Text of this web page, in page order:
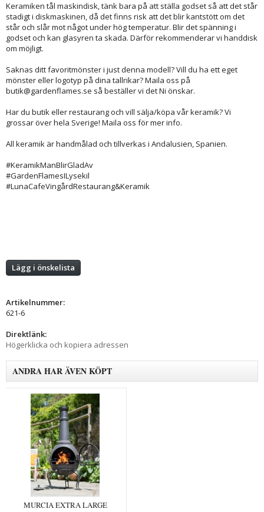
Keramiken tål maskindisk, tänk bara på att ställa godset så att det står
stadigt i diskmaskinen, då det finns risk att det blir kantstött om det
står och slår mot något under hög temperatur. Blir det spänning i
godset och kan glasyren ta skada. Därför rekommenderar vi handdisk
om möjligt.
Saknas ditt favoritmönster i just denna modell? Vill du ha ett eget
mönster eller logotyp på dina tallrikar? Maila oss på
butik@gardenflames.se så beställer vi det Ni önskar.
Har du butik eller restaurang och vill sälja/köpa vår keramik? Vi
grossar över hela Sverige! Maila oss för mer info.
All keramik är handmålad och tillverkas i Andalusien, Spanien.
#KeramikManBlirGladAv
#GardenFlamesILysekil
#LunaCafeVingårdRestaurang&Keramik
Lägg i önskelista
Artikelnummer:
621-6
Direktlänk:
Högerklicka och kopiera adressen
ANDRA HAR ÄVEN KÖPT
MURCIA EXTRA LARGE